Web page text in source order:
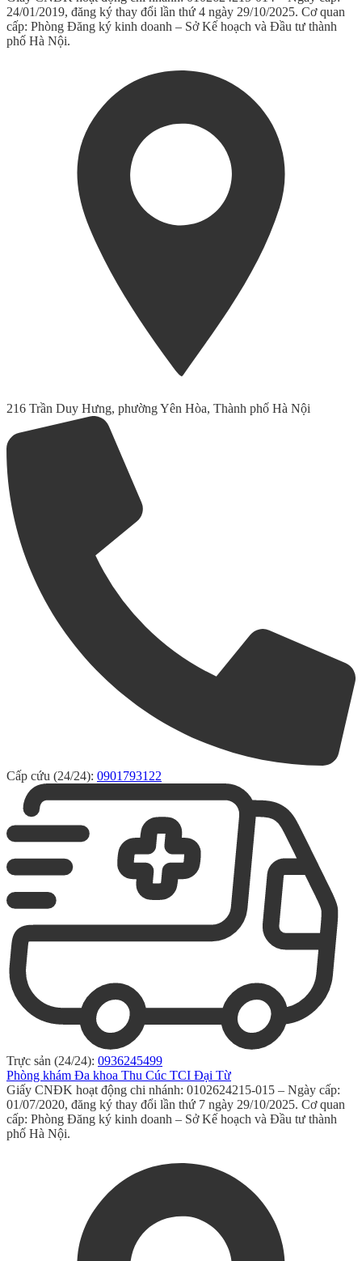
24/01/2019, đăng ký thay đổi lần thứ 4 ngày 29/10/2025. Cơ quan
cấp: Phòng Đăng ký kinh doanh – Sở Kế hoạch và Đầu tư thành
phố Hà Nội.
216 Trần Duy Hưng, phường Yên Hòa, Thành phố Hà Nội
Cấp cứu (24/24): 0901793122
Trực sản (24/24): 0936245499
Phòng khám Đa khoa Thu Cúc TCI Đại Từ
Giấy CNĐK hoạt động chi nhánh: 0102624215-015 – Ngày cấp:
01/07/2020, đăng ký thay đổi lần thứ 7 ngày 29/10/2025. Cơ quan
cấp: Phòng Đăng ký kinh doanh – Sở Kế hoạch và Đầu tư thành
phố Hà Nội.